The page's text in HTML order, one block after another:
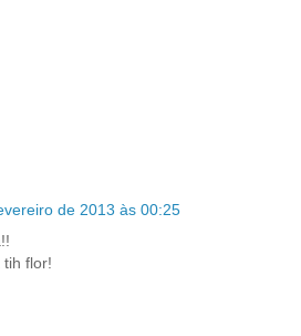
de 2013 às 00:25
tih flor!